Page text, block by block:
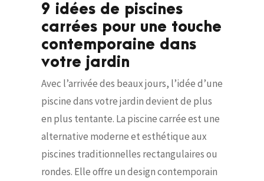
9 idées de piscines
carrées pour une touche
contemporaine dans
votre jardin
Avec l’arrivée des beaux jours, l’idée d’une
piscine dans votre jardin devient de plus
en plus tentante. La piscine carrée est une
alternative moderne et esthétique aux
piscines traditionnelles rectangulaires ou
rondes. Elle offre un design contemporain